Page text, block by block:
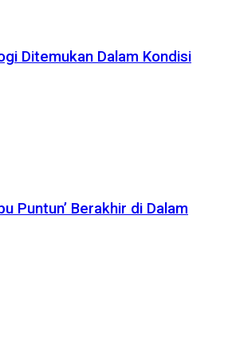
Ditemukan Dalam Kondisi
Puntun’ Berakhir di Dalam